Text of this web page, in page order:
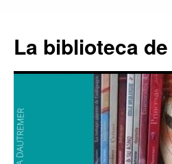
La biblioteca